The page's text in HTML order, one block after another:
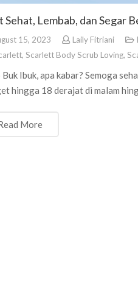
Sehat, Lembab, dan Segar
15, 2023 Laily Fitriani
, Scarlett Body Scrub Loving,
Buk Ibuk, apa kabar? Semoga
hingga 18 derajat di malam
More